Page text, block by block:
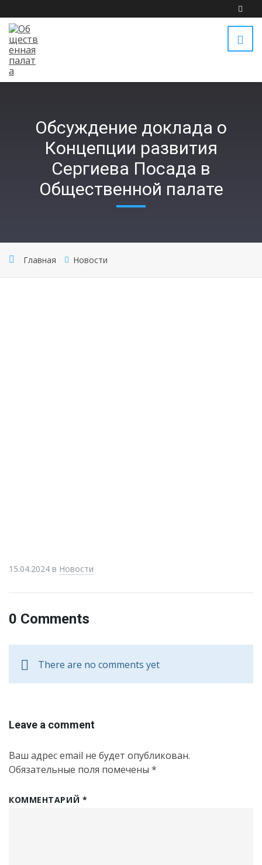
Обсуждение доклада о
Концепции развития
Сергиева Посада в
Общественной палате
Главная Новости
15.04.2024 в Новости
0 Comments
There are no comments yet
Leave a comment
Ваш адрес email не будет опубликован.
Обязательные поля помечены *
КОММЕНТАРИЙ *